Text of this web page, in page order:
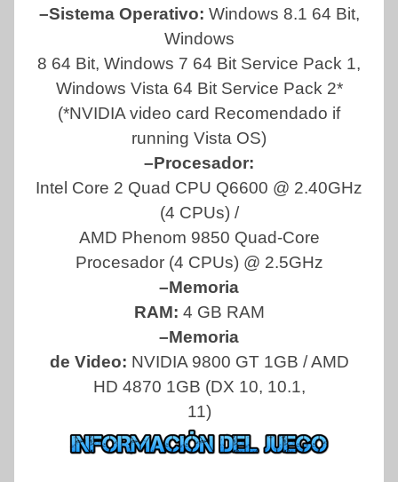
–Sistema Operativo: Windows 8.1 64 Bit,
Windows
8 64 Bit, Windows 7 64 Bit Service Pack 1,
Windows Vista 64 Bit Service Pack 2*
(*NVIDIA video card Recomendado if
running Vista OS)
–Procesador:
Intel Core 2 Quad CPU Q6600 @ 2.40GHz
(4 CPUs) /
AMD Phenom 9850 Quad-Core
Procesador (4 CPUs) @ 2.5GHz
–Memoria
RAM: 4 GB RAM
–Memoria
de Video: NVIDIA 9800 GT 1GB / AMD
HD 4870 1GB (DX 10, 10.1,
11)